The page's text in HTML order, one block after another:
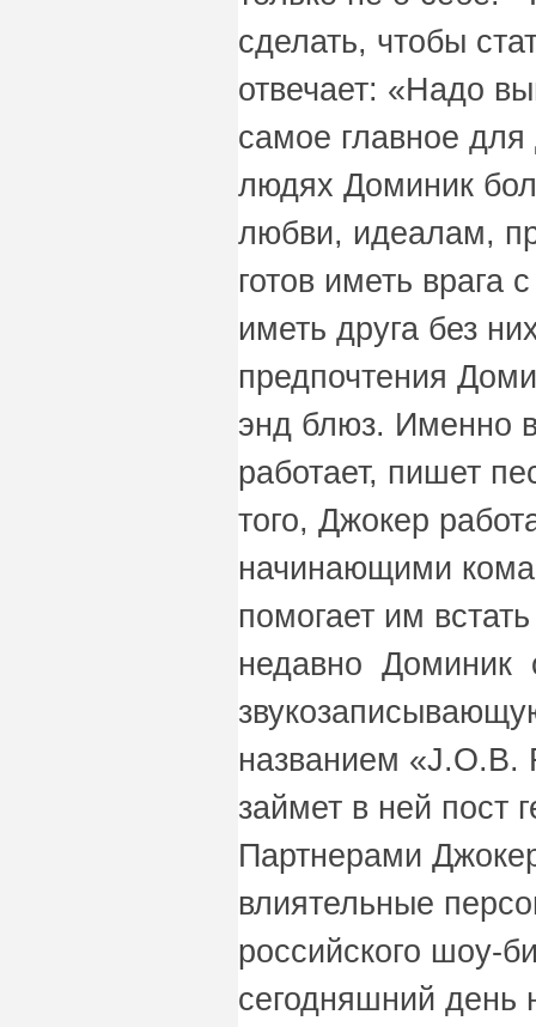
сделать, чтобы
отвечает: «Надо
самое главное
людях Доминик
любви, идеалам,
готов иметь врага
иметь друга без
предпочтения
энд блюз. Именно
работает, пишет
того, Джокер
начинающими
помогает им
недавно Доминик
названием
займет в ней пост
Партнерами
влиятельные
российского шоу-
сегодняшний день